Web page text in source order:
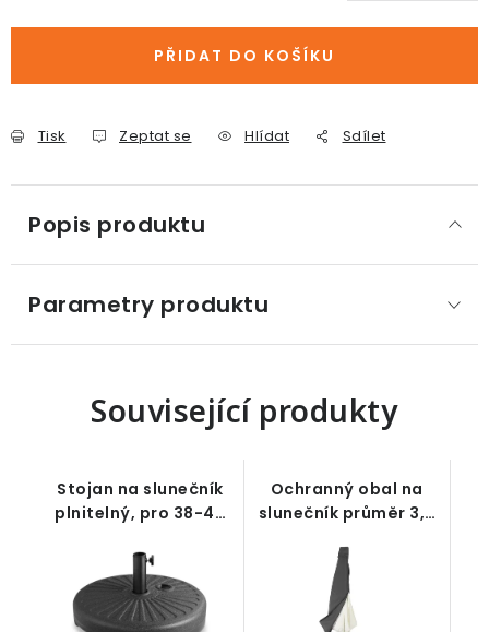
PŘIDAT DO KOŠÍKU
Tisk Zeptat se Hlídat Sdílet
Popis produktu
Parametry produktu
Související produkty
Stojan na slunečník
plnitelný, pro 38-48
Ochranný obal na
slunečník průměr 3,5